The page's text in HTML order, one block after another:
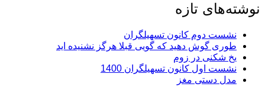
نوشته‌های تازه
نشست دوم کانون تسهیلگران
طوری گوش دهید که گویی قبلا هرگز نشنیده اید
یخ شکنی در زوم
نشست اول کانون تسهیلگران 1400
مدل دستی مغز